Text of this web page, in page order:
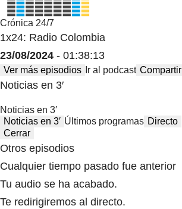
Crónica 24/7
1x24: Radio Colombia
23/08/2024 - 01:38:13
Ver más episodios Ir al podcast Compartir
Noticias en 3′
Noticias en 3′
Noticias en 3′ Últimos programas Directo
Cerrar
Otros episodios
Cualquier tiempo pasado fue anterior
Tu audio se ha acabado.
Te redirigiremos al directo.